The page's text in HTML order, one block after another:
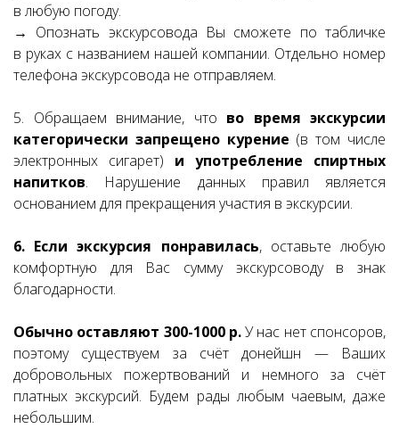
в любую погоду.
→ Опознать экскурсовода Вы сможете по табличке
в руках с названием нашей компании. Отдельно номер
телефона экскурсовода не отправляем.
5. Обращаем внимание, что во время экскурсии
категорически запрещено курение (в том числе
электронных сигарет) и употребление спиртных
напитков. Нарушение данных правил является
основанием для прекращения участия в экскурсии.
6. Если экскурсия понравилась, оставьте любую
комфортную для Вас сумму экскурсоводу в знак
благодарности.
Обычно оставляют 300-1000 р.У нас нет спонсоров,
поэтому существуем за счёт донейшн — Ваших
добровольных пожертвований и немного за счёт
платных экскурсий. Будем рады любым чаевым, даже
небольшим.